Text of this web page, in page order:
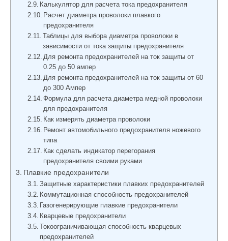
Калькулятор для расчета тока предохранителя
Расчет диаметра проволоки плавкого
предохранителя
Таблицы для выбора диаметра проволоки в
зависимости от тока защиты предохранителя
Для ремонта предохранителей на ток защиты от
0.25 до 50 ампер
Для ремонта предохранителей на ток защиты от 60
до 300 Ампер
Формула для расчета диаметра медной проволоки
для предохранителя
Как измерять диаметра проволоки
Ремонт автомобильного предохранителя ножевого
типа
Как сделать индикатор перегорания
предохранителя своими руками
Плавкие предохранители
Защитные характеристики плавких предохранителей
Коммутационная способность предохранителей
Газогенерирующие плавкие предохранители
Кварцевые предохранители
Токоограничивающая способность кварцевых
предохранителей